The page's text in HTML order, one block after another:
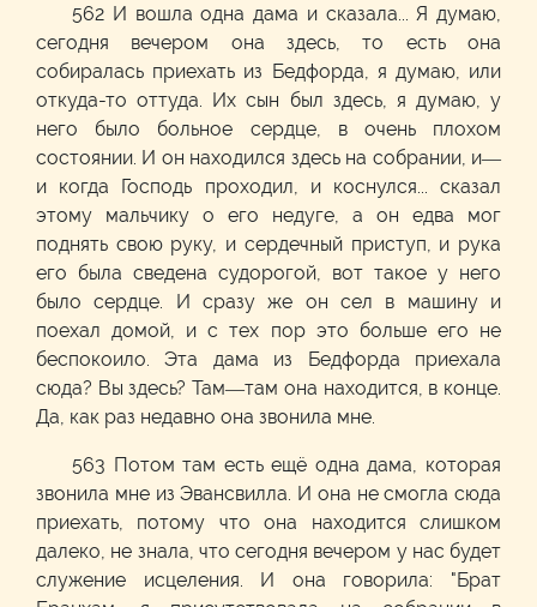
562 И вошла одна дама и сказала... Я думаю,
сегодня вечером она здесь, то есть она
собиралась приехать из Бедфорда, я думаю, или
откуда-то оттуда. Их сын был здесь, я думаю, у
него было больное сердце, в очень плохом
состоянии. И он находился здесь на собрании, и—
и когда Господь проходил, и коснулся... сказал
этому мальчику о его недуге, а он едва мог
поднять свою руку, и сердечный приступ, и рука
его была сведена судорогой, вот такое у него
было сердце. И сразу же он сел в машину и
поехал домой, и с тех пор это больше его не
беспокоило. Эта дама из Бедфорда приехала
сюда? Вы здесь? Там—там она находится, в конце.
Да, как раз недавно она звонила мне.
563 Потом там есть ещё одна дама, которая
звонила мне из Эвансвилла. И она не смогла сюда
приехать, потому что она находится слишком
далеко, не знала, что сегодня вечером у нас будет
служение исцеления. И она говорила: "Брат